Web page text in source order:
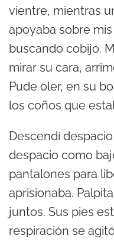
vientre, mientras
apoyaba sobre
buscando cobijo.
mirar su cara,
Pude oler, en su
los coños que
Descendí
despacio como
pantalones para
aprisionaba.
juntos. Sus pies
respiración se